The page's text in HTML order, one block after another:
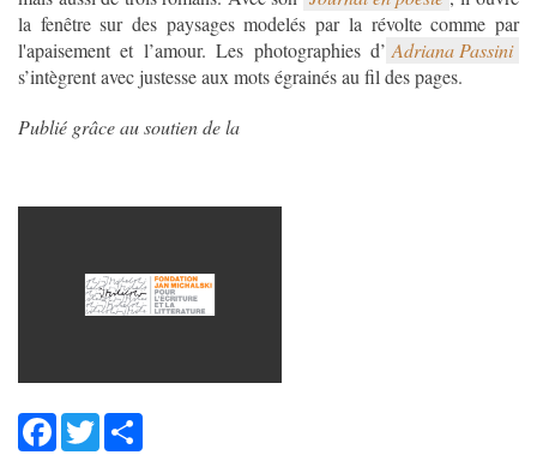
la fenêtre sur des paysages modelés par la révolte comme par
l'apaisement et l’amour. Les photographies d’ Adriana Passini
s’intègrent avec justesse aux mots égrainés au fil des pages.
Publié grâce au soutien de la
19_a_15.53.23.png
Facebook
Twitter